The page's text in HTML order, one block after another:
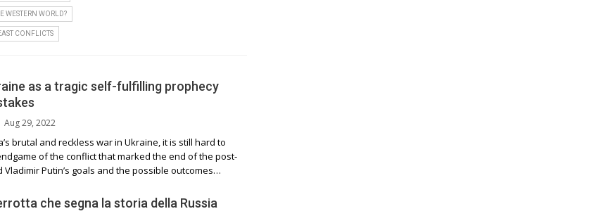
WESTERN WORLD?
CONFLICTS
as a tragic self-fulfilling prophecy
Aug 29, 2022
brutal and reckless war in Ukraine, it is still hard to
of the conflict that marked the end of the post-
Vladimir Putin’s goals and the possible outcomes…
che segna la storia della Russia